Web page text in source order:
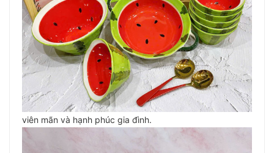
viên mãn và hạnh phúc gia đình.